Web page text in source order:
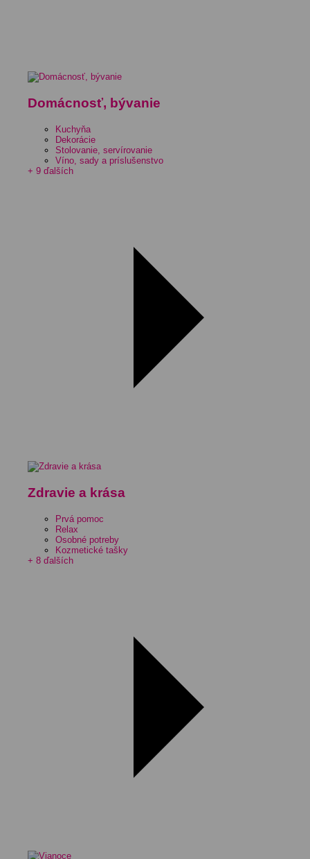
Domácnosť, bývanie
Kuchyňa
Dekorácie
Stolovanie, servírovanie
Víno, sady a príslušenstvo
+ 9 ďalších
Zdravie a krása
Prvá pomoc
Relax
Osobné potreby
Kozmetické tašky
+ 8 ďalších